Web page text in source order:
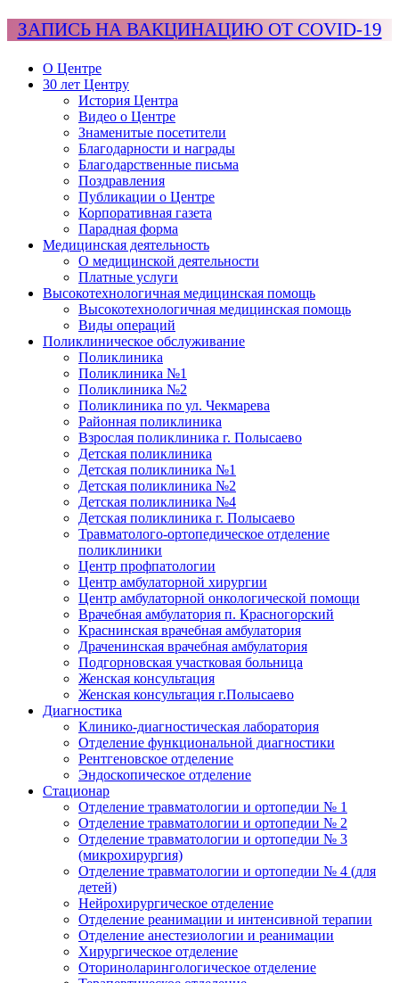
ЗАПИСЬ НА ВАКЦИНАЦИЮ ОТ COVID-19
О Центре
30 лет Центру
История Центра
Видео о Центре
Знаменитые посетители
Благодарности и награды
Благодарственные письма
Поздравления
Публикации о Центре
Корпоративная газета
Парадная форма
Медицинская деятельность
О медицинской деятельности
Платные услуги
Высокотехнологичная медицинская помощь
Высокотехнологичная медицинская помощь
Виды операций
Поликлиническое обслуживание
Поликлиника
Поликлиника №1
Поликлиника №2
Поликлиника по ул. Чекмарева
Районная поликлиника
Взрослая поликлиника г. Полысаево
Детская поликлиника
Детская поликлиника №1
Детская поликлиника №2
Детская поликлиника №4
Детская поликлиника г. Полысаево
Травматолого-ортопедическое отделение
поликлиники
Центр профпатологии
Центр амбулаторной хирургии
Центр амбулаторной онкологической помощи
Врачебная амбулатория п. Красногорский
Краснинская врачебная амбулатория
Драченинская врачебная амбулатория
Подгорновская участковая больница
Женская консультация
Женская консультация г.Полысаево
Диагностика
Клинико-диагностическая лаборатория
Отделение функциональной диагностики
Рентгеновское отделение
Эндоскопическое отделение
Стационар
Отделение травматологии и ортопедии № 1
Отделение травматологии и ортопедии № 2
Отделение травматологии и ортопедии № 3
(микрохирургия)
Отделение травматологии и ортопедии № 4 (для
детей)
Нейрохирургическое отделение
Отделение реанимации и интенсивной терапии
Отделение анестезиологии и реанимации
Хирургическое отделение
Оториноларингологическое отделение